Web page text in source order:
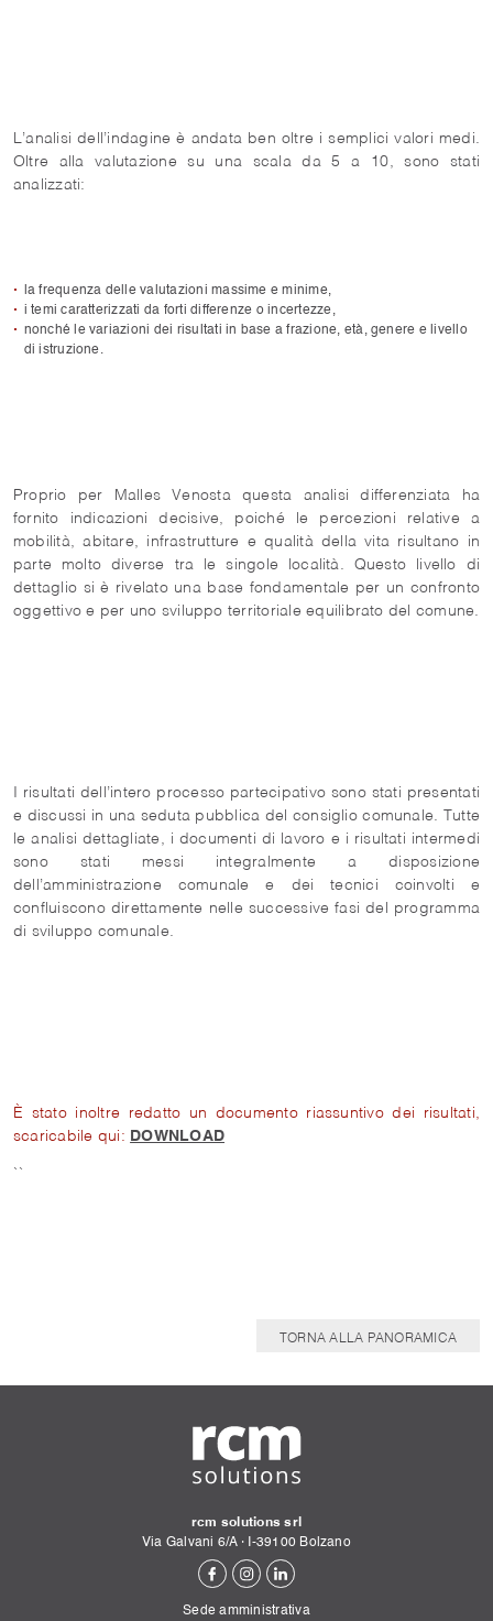
L’analisi dell’indagine è andata ben oltre i semplici valori medi.
Oltre alla valutazione su una scala da 5 a 10, sono stati
analizzati:
la frequenza delle valutazioni massime e minime,
i temi caratterizzati da forti differenze o incertezze,
nonché le variazioni dei risultati in base a frazione, età, genere e livello
di istruzione.
Proprio per Malles Venosta questa analisi differenziata ha
fornito indicazioni decisive, poiché le percezioni relative a
mobilità, abitare, infrastrutture e qualità della vita risultano in
parte molto diverse tra le singole località. Questo livello di
dettaglio si è rivelato una base fondamentale per un confronto
oggettivo e per uno sviluppo territoriale equilibrato del comune.
I risultati dell’intero processo partecipativo sono stati presentati
e discussi in una seduta pubblica del consiglio comunale. Tutte
le analisi dettagliate, i documenti di lavoro e i risultati intermedi
sono stati messi integralmente a disposizione
dell’amministrazione comunale e dei tecnici coinvolti e
confluiscono direttamente nelle successive fasi del programma
di sviluppo comunale.
È stato inoltre redatto un documento riassuntivo dei risultati,
scaricabile qui: DOWNLOAD
``
TORNA ALLA PANORAMICA
rcm solutions srl
Via Galvani 6/A· I-39100 Bolzano
Sede amministrativa